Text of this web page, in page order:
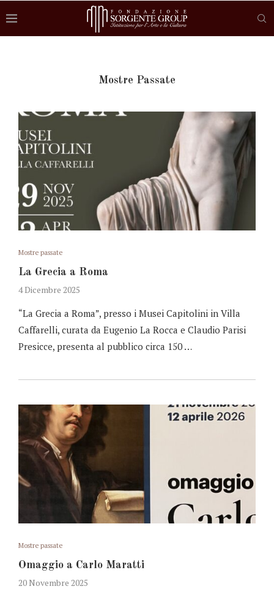
Mostre Passate
Mostre passate
La Grecia a Roma
4 Dicembre 2025
“La Grecia a Roma”, presso i Musei Capitolini in Villa
Caffarelli, curata da Eugenio La Rocca e Claudio Parisi
Presicce, presenta al pubblico circa 150 …
Mostre passate
Omaggio a Carlo Maratti
20 Novembre 2025